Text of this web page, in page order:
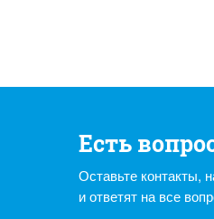
Есть
Оставьте контакты,
и ответят на все